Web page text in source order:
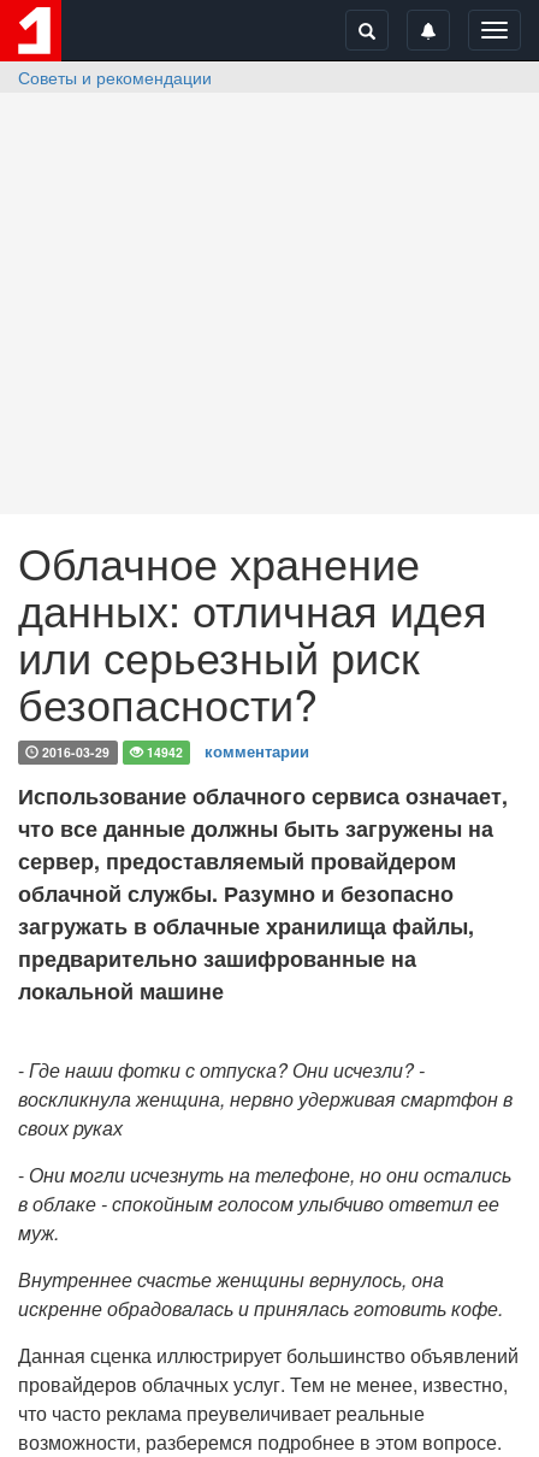
Советы и рекомендации
Облачное хранение
данных: отличная идея
или серьезный риск
безопасности?
2016-03-29 14942 комментарии
Использование облачного сервиса означает,
что все данные должны быть загружены на
сервер, предоставляемый провайдером
облачной службы. Разумно и безопасно
загружать в облачные хранилища файлы,
предварительно зашифрованные на
локальной машине
-Где наши фотки с отпуска? Они исчезли? -
воскликнула женщина, нервно удерживая смартфон в
своих руках
- Они могли исчезнуть на телефоне, но они остались
в облаке - спокойным голосом улыбчиво ответил ее
муж.
Внутреннее счастье женщины вернулось, она
искренне обрадовалась и принялась готовить кофе.
Данная сценка иллюстрирует большинство объявлений
провайдеров облачных услуг. Тем не менее, известно,
что часто реклама преувеличивает реальные
возможности, разберемся подробнее в этом вопросе.